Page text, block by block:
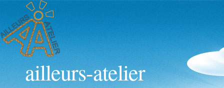
ailleurs-atelier